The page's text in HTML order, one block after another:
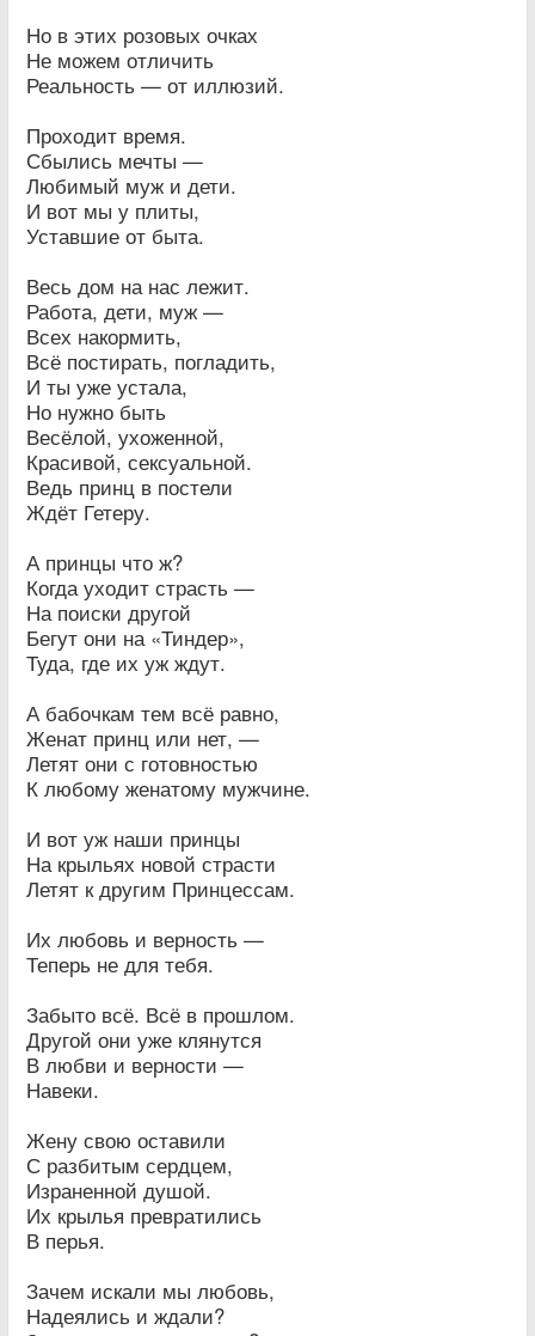
Но в этих розовых очках
Не можем отличить
Реальность — от иллюзий.
Проходит время.
Сбылись мечты —
Любимый муж и дети.
И вот мы у плиты,
Уставшие от быта.
Весь дом на нас лежит.
Работа, дети, муж —
Всех накормить,
Всё постирать, погладить,
И ты уже устала,
Но нужно быть
Весёлой, ухоженной,
Красивой, сексуальной.
Ведь принц в постели
Ждёт Гетеру.
А принцы что ж?
Когда уходит страсть —
На поиски другой
Бегут они на «Тиндер»,
Туда, где их уж ждут.
А бабочкам тем всё равно,
Женат принц или нет, —
Летят они с готовностью
К любому женатому мужчине.
И вот уж наши принцы
На крыльях новой страсти
Летят к другим Принцессам.
Их любовь и верность —
Теперь не для тебя.
Забыто всё. Всё в прошлом.
Другой они уже клянутся
В любви и верности —
Навеки.
Жену свою оставили
С разбитым сердцем,
Израненной душой.
Их крылья превратились
В перья.
Зачем искали мы любовь,
Надеялись и ждали?